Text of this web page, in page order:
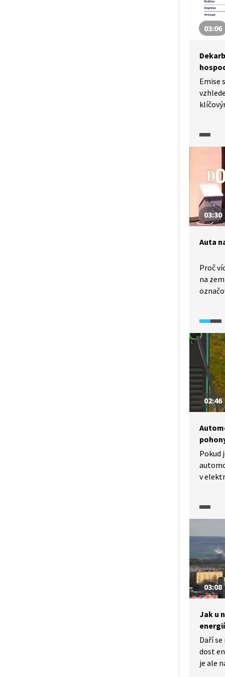
v
závodů
03:06
Emise
a
zdroji
03:30
Auta
Proč
na
auta
výhod
jsou ty
02:46
Pokud
v
03:08
Jak u
Daří
dost
je ale